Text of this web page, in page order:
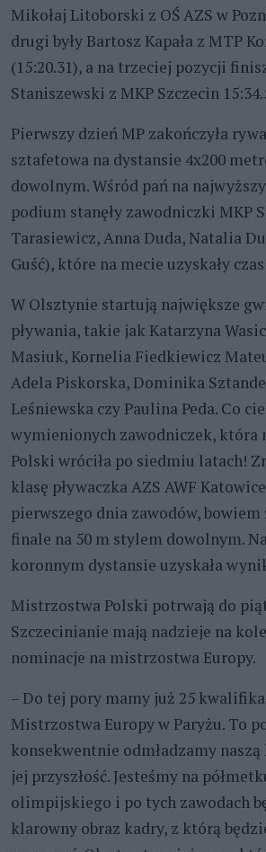
Mikołaj Litoborski z OŚ AZS w
drugi były Bartosz Kapała z MTP
(15:20.31), a na trzeciej pozycji
Staniszewski z MKP Szczecin
Pierwszy dzień MP zakończyła
sztafetowa na dystansie 4x200
dowolnym. Wśród pań na
podium stanęły zawodniczki MKP
Tarasiewicz, Anna Duda, Natalia
Guść), które na mecie uzyskały czas
W Olsztynie startują największe
pływania, takie jak Katarzyna
Masiuk, Kornelia Fiedkiewicz
Adela Piskorska, Dominika
Leśniewska czy Paulina Peda. Co
wymienionych zawodniczek, która
Polski wróciła po siedmiu latach!
klasę pływaczka AZS AWF
pierwszego dnia zawodów, bowiem
finale na 50 m stylem dowolnym.
koronnym dystansie uzyskała
Mistrzostwa Polski potrwają do
Szczecinianie mają nadzieje na
nominacje na mistrzostwa Europy.
– Do tej pory mamy już 25
Mistrzostwa Europy w Paryżu. To
konsekwentnie odmładzamy
jej przyszłość. Jesteśmy na
olimpijskiego i po tych zawodach
klarowny obraz kadry, z którą